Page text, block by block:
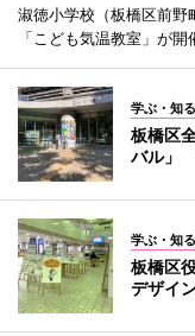
淑徳小学校（板橋区前
「こども気温教室」が開
学ぶ・知る
板橋区
バル」
学ぶ・知る
板橋区
デザイ